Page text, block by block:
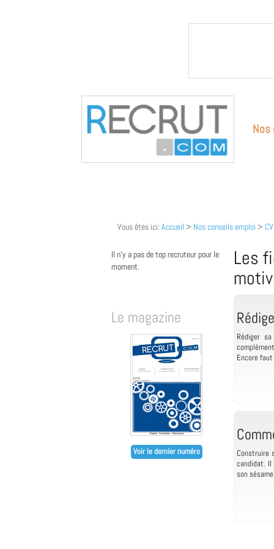
Nos
Vous êtes ici: Accueil > Nos conseils emploi >
Il n'y a pas de top recruteur pour le
moment.
Le magazine
Voir le dernier numéro
Les
Rédiger
Encore faut
Construire
candidat. Il
son